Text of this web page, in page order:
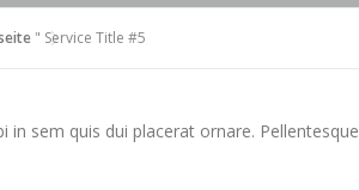
" Service Title #5
in sem quis dui placerat ornare.